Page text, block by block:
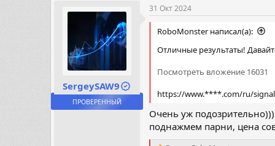
SergeySAW9
ПРОВЕРЕННЫЙ
31 Окт 2024
RoboMonster написал(а):
Отличные результаты!
Посмотреть вложение 16031
https://www.****.com/ru/
Очень уж
поднажмем парни, цена